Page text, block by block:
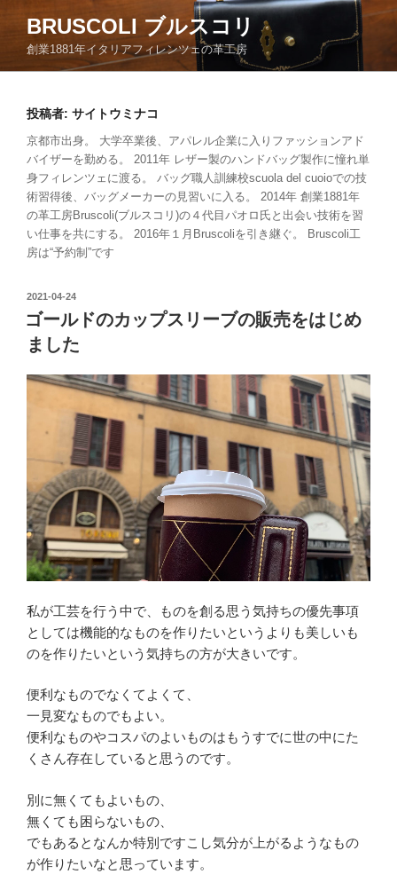
BRUSCOLI ブルスコリ
創業1881年イタリアフィレンツェの革工房
投稿者: サイトウミナコ
京都市出身。 大学卒業後、アパレル企業に入りファッションアド
バイザーを勤める。 2011年 レザー製のハンドバッグ製作に憧れ単
身フィレンツェに渡る。 バッグ職人訓練校scuola del cuoioでの技
術習得後、バッグメーカーの見習いに入る。 2014年 創業1881年
の革工房Bruscoli(ブルスコリ)の４代目パオロ氏と出会い技術を習
い仕事を共にする。 2016年１月Bruscoliを引き継ぐ。 Bruscoli工
房は“予約制”です
2021-04-24
ゴールドのカップスリーブの販売をはじめ
ました
私が工芸を行う中で、ものを創る思う気持ちの優先事項
としては機能的なものを作りたいというよりも美しいも
のを作りたいという気持ちの方が大きいです。
便利なものでなくてよくて、
一見変なものでもよい。
便利なものやコスパのよいものはもうすでに世の中にた
くさん存在していると思うのです。
別に無くてもよいもの、
無くても困らないもの、
でもあるとなんか特別ですこし気分が上がるようなもの
が作りたいなと思っています。